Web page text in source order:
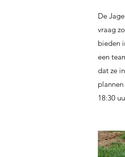
De
vraag
bieden
een
dat ze
18:30